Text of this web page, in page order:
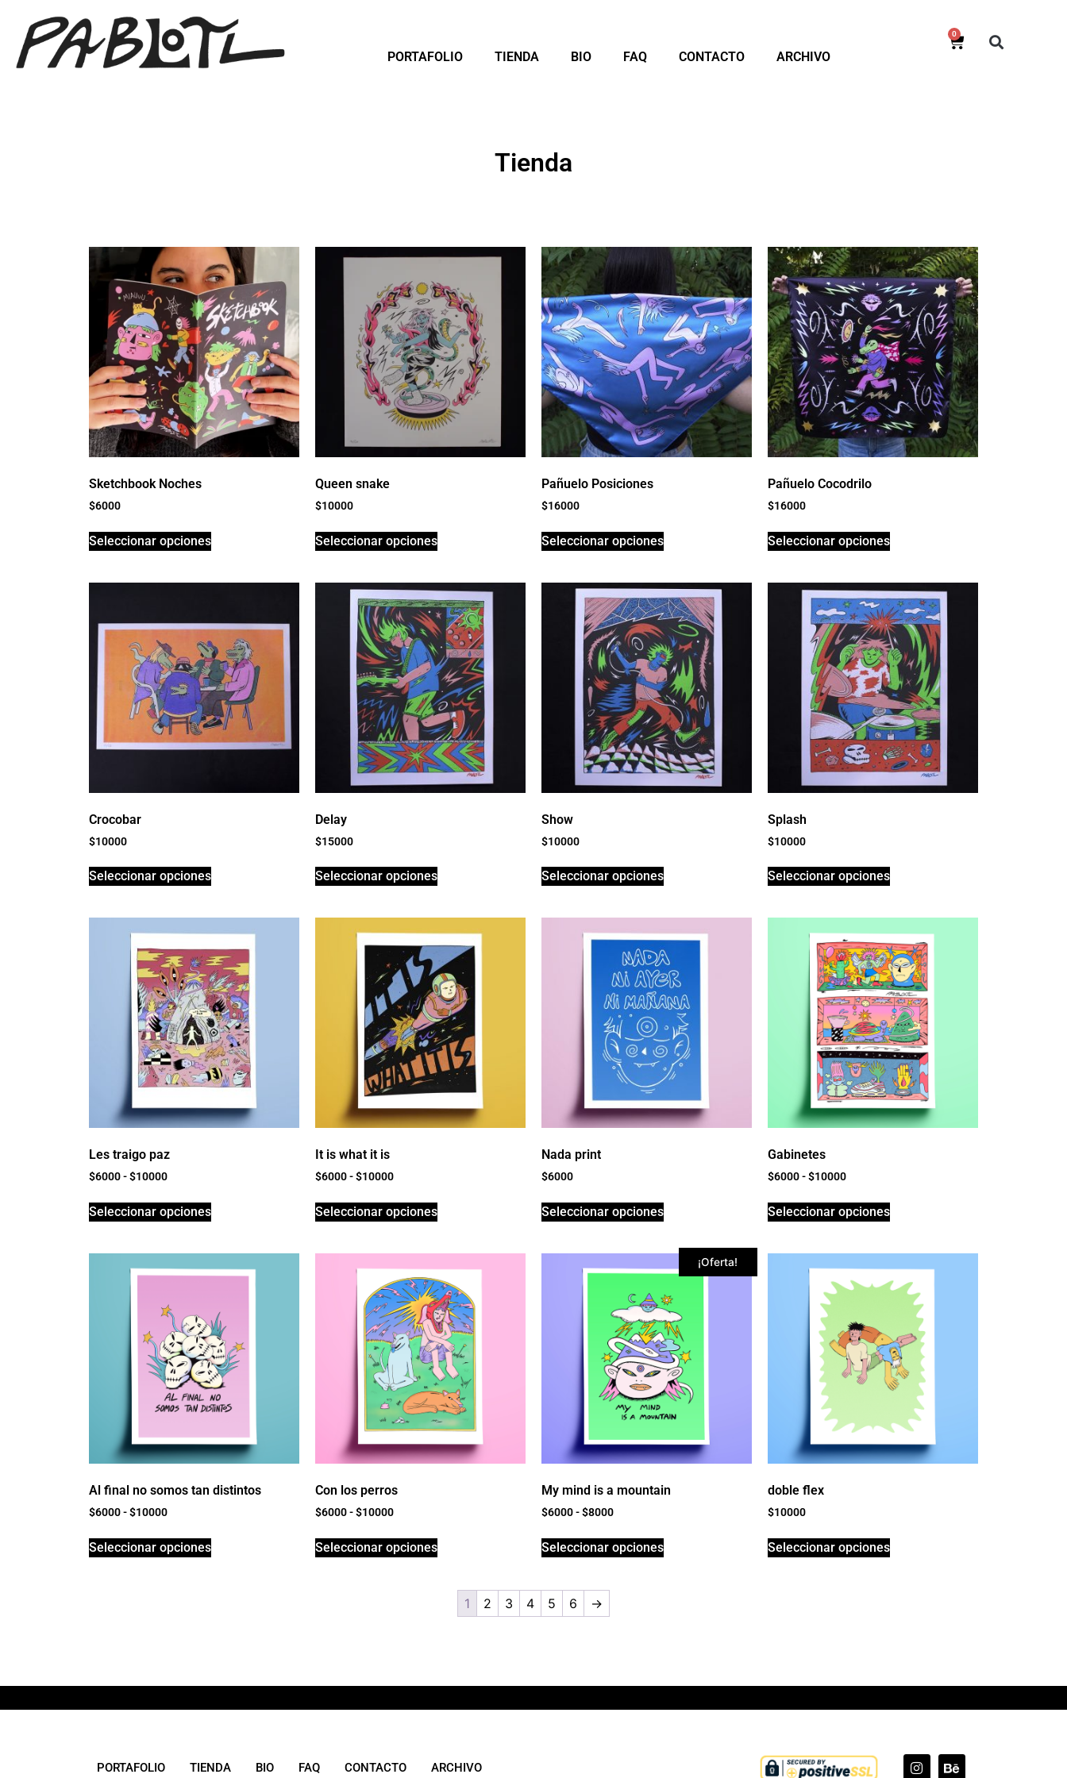
PORTAFOLIO TIENDA BIO FAQ CONTACTO ARCHIVO
0
Tienda
Sketchbook Noches
$6000
Seleccionar opciones
Queen snake
$10000
Seleccionar opciones
Pañuelo Posiciones
$16000
Seleccionar opciones
Pañuelo Cocodrilo
$16000
Seleccionar opciones
Crocobar
$10000
Seleccionar opciones
Delay
$15000
Seleccionar opciones
Show
$10000
Seleccionar opciones
Splash
$10000
Seleccionar opciones
Les traigo paz
$6000-$10000
Seleccionar opciones
It is what it is
$6000-$10000
Seleccionar opciones
Nada print
$6000
Seleccionar opciones
Gabinetes
$6000-$10000
Seleccionar opciones
Al final no somos tan distintos
$6000-$10000
Seleccionar opciones
Con los perros
$6000-$10000
Seleccionar opciones
¡Oferta!
My mind is a mountain
$6000-$8000
Seleccionar opciones
doble flex
$10000
Seleccionar opciones
1 2 3 4 5 6 →
PORTAFOLIO TIENDA BIO FAQ CONTACTO ARCHIVO